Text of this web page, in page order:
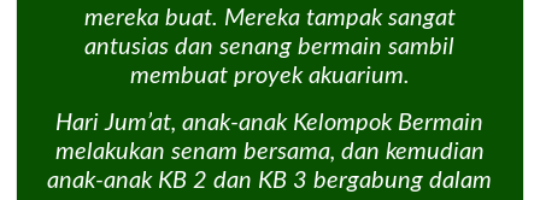
mereka buat. Mereka tampak sangat
antusias dan senang bermain sambil
membuat proyek akuarium.
Hari Jum’at, anak-anak Kelompok Bermain
melakukan senam bersama, dan kemudian
anak-anak KB 2 dan KB 3 bergabung dalam